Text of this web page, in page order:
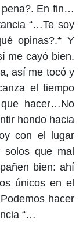
pena?. En fin…
“…Te soy
opinas?.* Y
me cayó bien.
así me tocó y
el tiempo
hacer…No
hondo hacia
con el lugar
que mal
bien: ahí
únicos en el
hacer
“…